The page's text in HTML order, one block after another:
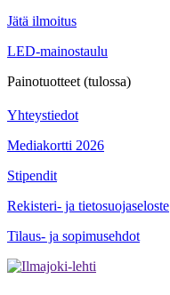
Jätä ilmoitus
LED-mainostaulu
Painotuotteet (tulossa)
Yhteystiedot
Mediakortti 2026
Stipendit
Rekisteri- ja tietosuojaseloste
Tilaus- ja sopimusehdot